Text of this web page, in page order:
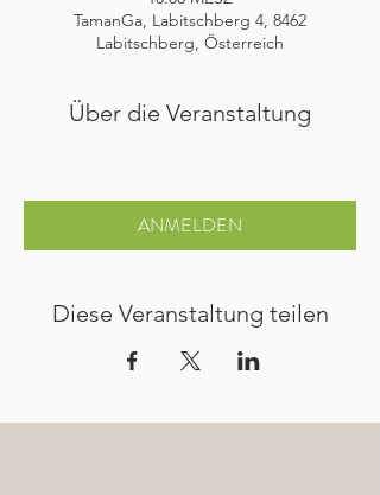
TamanGa, Labitschberg 4, 8462
Labitschberg, Österreich
Über die Veranstaltung
ANMELDEN
Diese Veranstaltung teilen